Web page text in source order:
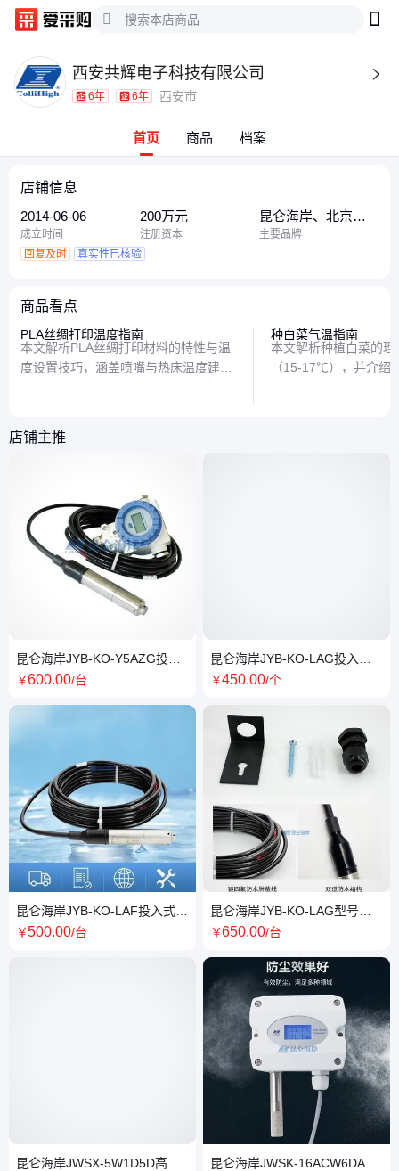
西安共辉电子科技有限公司 
6年 6年 西安市
首页 商品 档案
店铺信息
2014-06-06
成立时间
200万元
注册资本
昆仑海岸、北京昆
仑海岸
主要品牌
回复及时
真实性已核验
商品看点
PLA丝绸打印温度指南
本文解析PLA丝绸打印材料的特性与温
度设置技巧，涵盖喷嘴与热床温度建
种白菜气温指南
本文解析种植白菜的
（15-17℃），并介绍
店铺主推
昆仑海岸JYB-KO-Y5AZG投入
式液位变送器 厂家
￥600.00/台
昆仑海岸JYB-KO-LAF投入式液
位变送器 厂家直营
￥500.00/台
昆仑海岸JWSX-5W1D5D高精
昆仑海岸JYB-KO-LAG投入式
液位变送器 环保水利行业
￥450.00/个
昆仑海岸JYB-KO-LAG型号投
入式液位变送器传感器
￥650.00/台
昆仑海岸JWSK-16ACW6DA温